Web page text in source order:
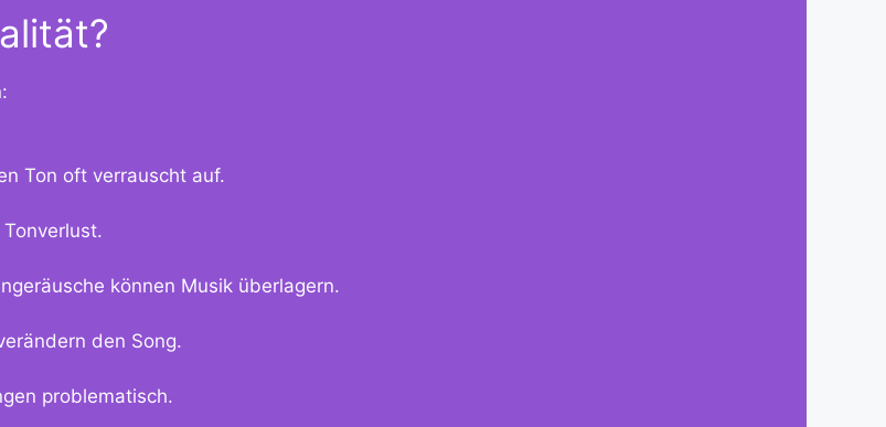
Ton oft verrauscht auf.
können Musik überlagern.
den Song.
problematisch.